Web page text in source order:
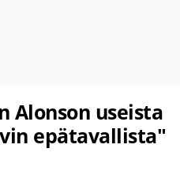
Alonson useista
epätavallista"